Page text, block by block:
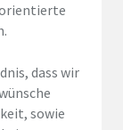
dass wir
sowie